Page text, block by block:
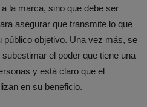
la marca, sino que debe ser
asegurar que transmite lo que
objetivo. Una vez más, se
el poder que tiene una
y está claro que el
en su beneficio.